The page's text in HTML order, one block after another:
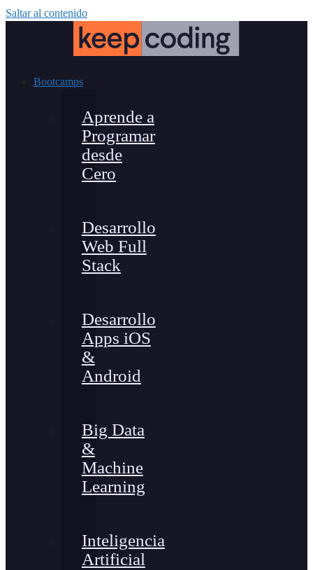
Saltar al contenido
Bootcamps
Aprende a
Programar
desde
Cero
Desarrollo
Web Full
Stack
Desarrollo
Apps iOS
&
Android
Big Data
&
Machine
Learning
Inteligencia
Artificial